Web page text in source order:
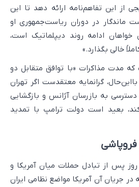
روزه، نتایجی از این تفاهم‌نامه ارائه دهد تا این
ماندگار در دوران ریاست‌جمهوری او
خواهان ادامه روند دیپلماتیک است،
خالی بگذارد.»
مدت مذاکرات «با توافق متقابل دو
گرانمایه معتقدست اگر تهران
به بازرسان آژانس و بازگشایی
بعید است دولت ترامپ با تمدید
پس از تبادل حملات میان آمریکا و
در جریان آن آمریکا مواضع نظامی ایران